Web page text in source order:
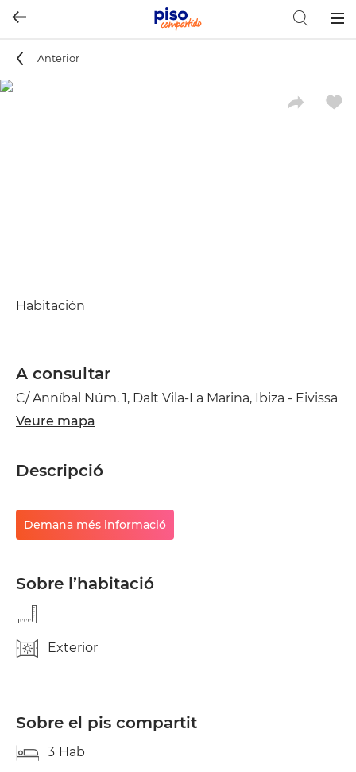
Anterior
Habitación
A consultar
C/ Anníbal Núm. 1, Dalt Vila-La Marina, Ibiza - Eivissa
Veure mapa
Descripció
Demana més informació
Sobre l’habitació
Exterior
Sobre el pis compartit
3 Hab